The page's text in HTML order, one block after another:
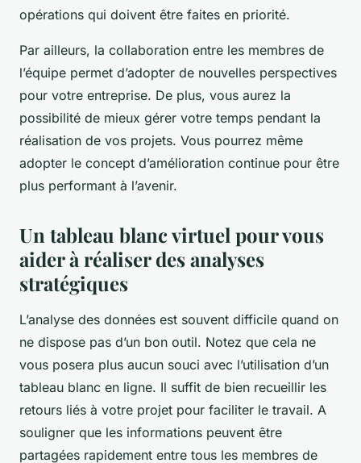
opérations qui doivent être faites en priorité.
Par ailleurs, la collaboration entre les membres de
l’équipe permet d’adopter de nouvelles perspectives
pour votre entreprise. De plus, vous aurez la
possibilité de mieux gérer votre temps pendant la
réalisation de vos projets. Vous pourrez même
adopter le concept d’amélioration continue pour être
plus performant à l’avenir.
Un tableau blanc virtuel pour vous
aider à réaliser des analyses
stratégiques
L’analyse des données est souvent difficile quand on
ne dispose pas d’un bon outil. Notez que cela ne
vous posera plus aucun souci avec l’utilisation d’un
tableau blanc en ligne. Il suffit de bien recueillir les
retours liés à votre projet pour faciliter le travail. A
souligner que les informations peuvent être
partagées rapidement entre tous les membres de